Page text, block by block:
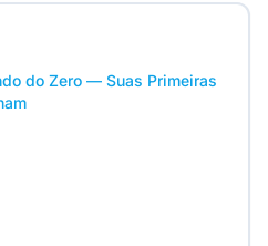
do Zero — Suas Primeiras